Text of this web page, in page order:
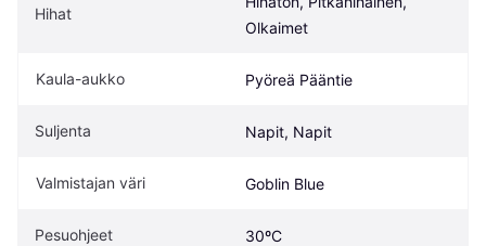
Hihat
Olkaimet
Kaula-aukko Pyöreä Pääntie
Suljenta Napit, Napit
Valmistajan väri Goblin Blue
Pesuohjeet 30ºC